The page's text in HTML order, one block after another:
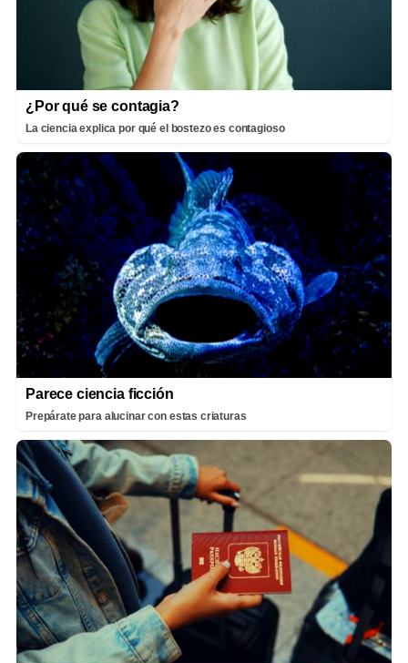
¿Por qué se contagia?
La ciencia explica por qué el bostezo es contagioso
Parece ciencia ficción
Prepárate para alucinar con estas criaturas